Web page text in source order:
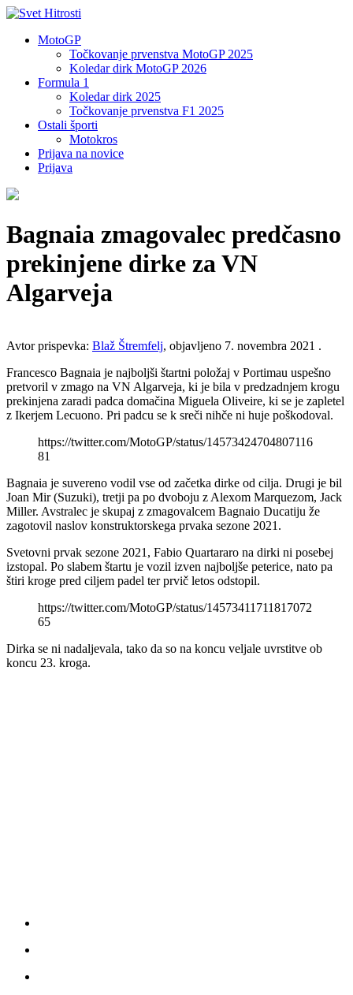
MotoGP
Točkovanje prvenstva MotoGP 2025
Koledar dirk MotoGP 2026
Formula 1
Koledar dirk 2025
Točkovanje prvenstva F1 2025
Ostali športi
Motokros
Prijava na novice
Prijava
Bagnaia zmagovalec predčasno
prekinjene dirke za VN
Algarveja
Avtor prispevka: Blaž Štremfelj, objavljeno 7. novembra 2021 .
Francesco Bagnaia je najboljši štartni položaj v Portimau uspešno
pretvoril v zmago na VN Algarveja, ki je bila v predzadnjem krogu
prekinjena zaradi padca domačina Miguela Oliveire, ki se je zapletel
z Ikerjem Lecuono. Pri padcu se k sreči nihče ni huje poškodoval.
https://twitter.com/MotoGP/status/14573424704807116
81
Bagnaia je suvereno vodil vse od začetka dirke od cilja. Drugi je bil
Joan Mir (Suzuki), tretji pa po dvoboju z Alexom Marquezom, Jack
Miller. Avstralec je skupaj z zmagovalcem Bagnaio Ducatiju že
zagotovil naslov konstruktorskega prvaka sezone 2021.
Svetovni prvak sezone 2021, Fabio Quartararo na dirki ni posebej
izstopal. Po slabem štartu je vozil izven najboljše peterice, nato pa
štiri kroge pred ciljem padel ter prvič letos odstopil.
https://twitter.com/MotoGP/status/14573411711817072
65
Dirka se ni nadaljevala, tako da so na koncu veljale uvrstitve ob
koncu 23. kroga.